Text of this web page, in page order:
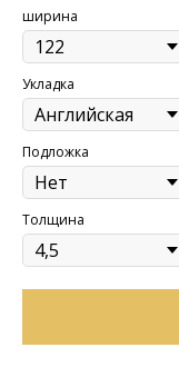
ширина
Укладка
Подложка
Толщина